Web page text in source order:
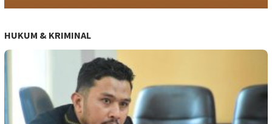
HUKUM & KRIMINAL